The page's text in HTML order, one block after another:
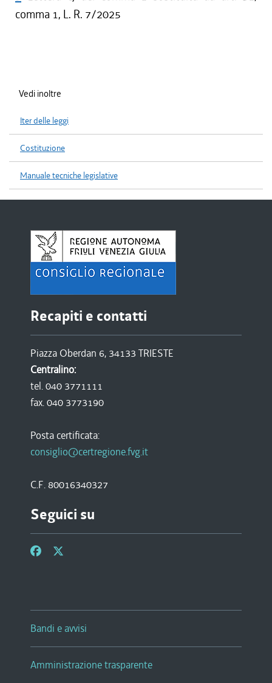
comma 1, L. R. 7/2025
Vedi inoltre
Iter delle leggi
Costituzione
Manuale tecniche legislative
Recapiti e contatti
Piazza Oberdan 6, 34133 TRIESTE
Centralino:
tel. 040 3771111
fax. 040 3773190
Posta certificata:
consiglio@certregione.fvg.it
C.F. 80016340327
Seguici su
Bandi e avvisi
Amministrazione trasparente